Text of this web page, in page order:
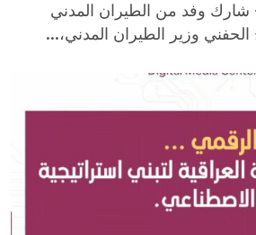
وزير الطيران المدني،...